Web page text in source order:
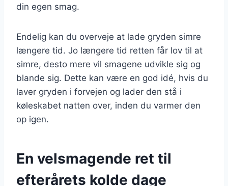
din egen smag.
Endelig kan du overveje at lade gryden simre
længere tid. Jo længere tid retten får lov til at
simre, desto mere vil smagene udvikle sig og
blande sig. Dette kan være en god idé, hvis du
laver gryden i forvejen og lader den stå i
køleskabet natten over, inden du varmer den
op igen.
En velsmagende ret til
efterårets kolde dage